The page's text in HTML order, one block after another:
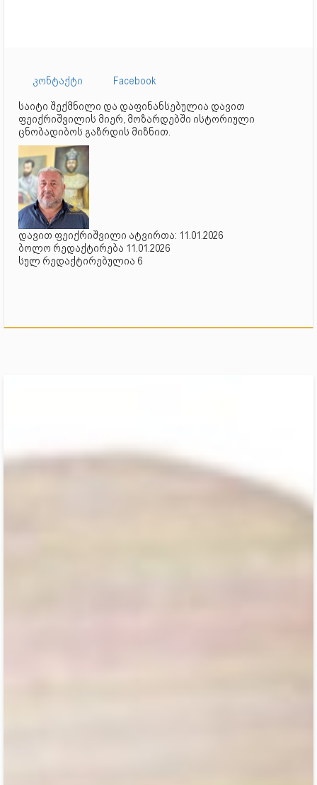
კონტაქტი
Facebook
საიტი შექმნილი და დაფინანსებულია დავით
ფეიქრიშვილის მიერ, მოზარდებში ისტორიული
ცნობადიბოს გაზრდის მიზნით.
დავით ფეიქრიშვილი ატვირთა: 11.01.2026
ბოლო რედაქტირება 11.01.2026
სულ რედაქტირებულია 6